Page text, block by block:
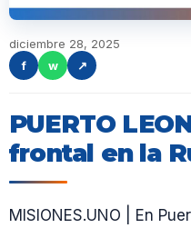
diciembre 28, 2025
f
w ↗
PUERTO
frontal en la
MISIONES.UNO | En